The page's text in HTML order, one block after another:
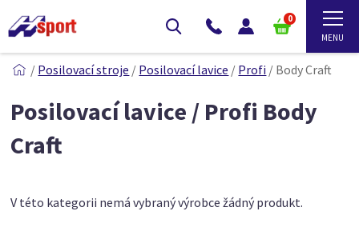
0
/ Posilovací stroje / Posilovací lavice / Profi / Body Craft
Posilovací lavice / Profi Body
Craft
V této kategorii nemá vybraný výrobce žádný produkt.